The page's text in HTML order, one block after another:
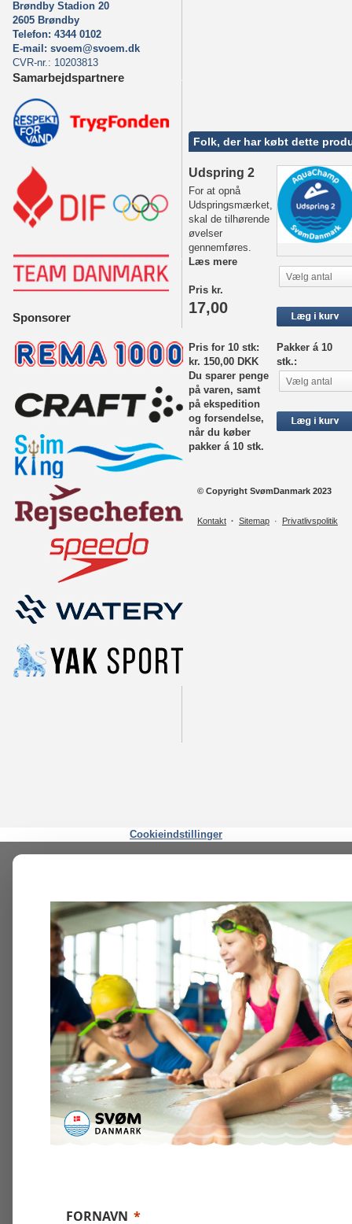
Folk, der har købt dette
Udspring 2
For at opnå
Udspringsmærket,
skal de tilhørende
øvelser
gennemføres.
Læs mere
Pris kr.
17,00
Vælg antal
Pris for 10 stk:
kr. 150,00 DKK
Du sparer penge
på varen, samt
på ekspedition
og forsendelse,
når du køber
pakker á 10 stk.
Pakker á 10
stk.:
Vælg antal
Brøndby Stadion 20
2605 Brøndby
Telefon: 4344 0102
E-mail: svoem@svoem.dk
CVR-nr.: 10203813
Samarbejdspartnere
Sponsorer
© Copyright SvømDanmark 2023
Kontakt · Sitemap · Privatlivspolitik
Cookieindstillinger
FORNAVN